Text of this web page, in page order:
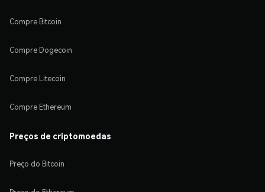
Compre Bitcoin
Compre Dogecoin
Compre Litecoin
Compre Ethereum
Preços de criptomoedas
Preço do Bitcoin